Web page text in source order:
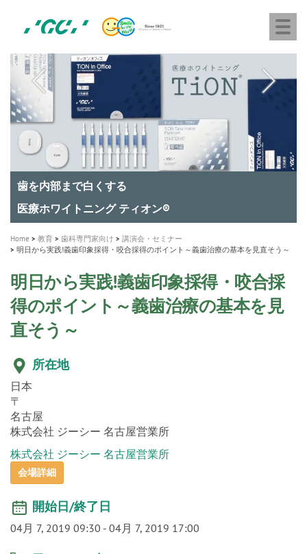
content
ジ
ー
M
A healthy smile greatly contributes to your quality of life
新発売 エバーエックス フロー
製品の詳細情報はこちら
「セラスマート テクノロジーブック」公開
「イニシャル LiSi（リジ）ブロック テクノロジーブッ
ク」公開
歯を内部まで白くする
医療ホワイトニング ティオン®
新製品 イオム ナゴミ for DH
専用サイトはこちら
新製品バキュクレーブ 118 / 318 Prime
製品の詳細情報はこちら
インプラント Aadva®
ショートインプラント新発売
GCグループ企業
Home 教育 歯科専門家向け
講演会・セミナー
明日から実践!義歯印象採得・咬合採得のポイント～義歯治療の基本を見直そう～
明日から実践!義歯印象採得・咬合採
得のポイント～義歯治療の基本を見
直そう～
所在地
日本
〒
名古屋
株式会社 ジーシー 名古屋営業所
株式会社 ジーシー 名古屋営業所
会場詳細
開始日/終了日
04月 7, 2019 09:30 - 04月 7, 2019 17:00